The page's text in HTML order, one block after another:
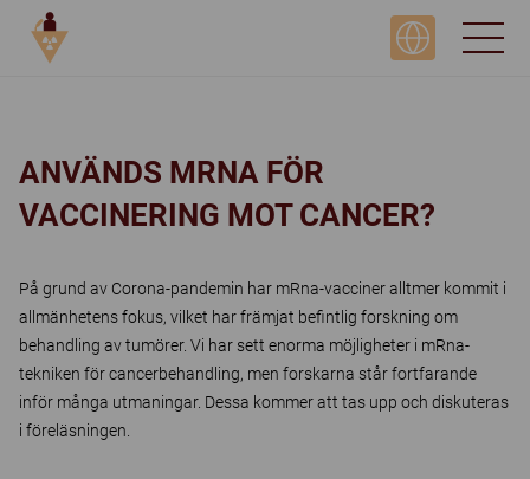
ANVÄNDS MRNA FÖR
VACCINERING MOT CANCER?
På grund av Corona-pandemin har mRna-vacciner alltmer kommit i
allmänhetens fokus, vilket har främjat befintlig forskning om
behandling av tumörer. Vi har sett enorma möjligheter i mRna-
tekniken för cancerbehandling, men forskarna står fortfarande
inför många utmaningar. Dessa kommer att tas upp och diskuteras
i föreläsningen.